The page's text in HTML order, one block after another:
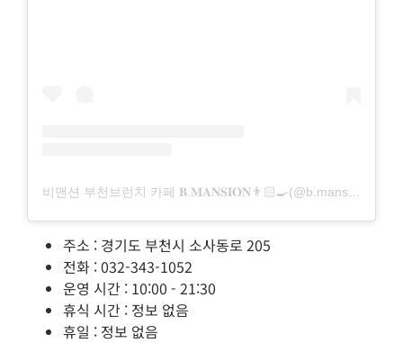
비맨션 부천브런치 카페 𝐁.𝐌𝐀𝐍𝐒𝐈𝐎𝐍👨🏻‍🍳(@b.mansion_cafe)님의 공유 게시물
주소 : 경기도 부천시 소사동로 205
전화 : 032-343-1052
운영 시간 : 10:00 - 21:30
휴식 시간 : 정보 없음
휴일 : 정보 없음